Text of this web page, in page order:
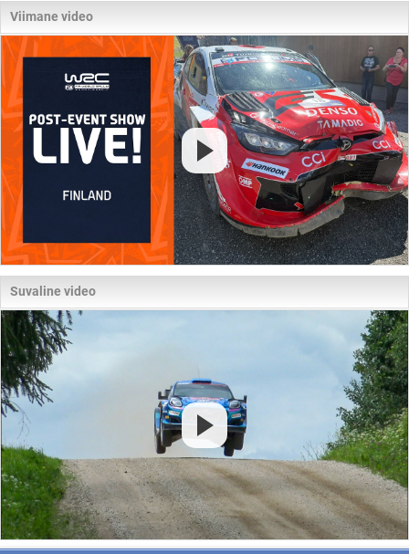
Viimane video
Suvaline video